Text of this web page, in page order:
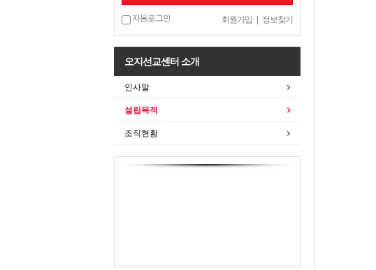
자동로그인 회원가입 정보찾기
오지선교센터 소개
인사말
설립목적
조직현황